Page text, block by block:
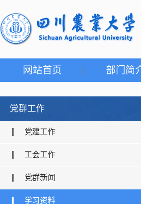
网站首页 部门简
党群工作
党建工作
工会工作
党群新闻
学习资料